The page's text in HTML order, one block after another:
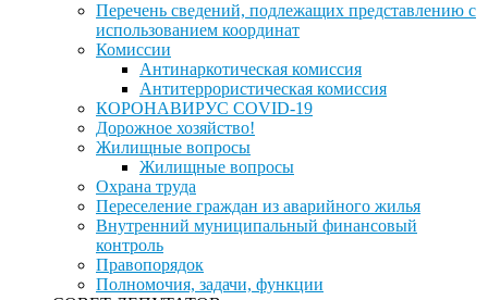
Перечень сведений, подлежащих представлению с
использованием координат
Комиссии
Антинаркотическая комиссия
Антитеррористическая комиссия
КОРОНАВИРУС COVID-19
Дорожное хозяйство!
Жилищные вопросы
Жилищные вопросы
Охрана труда
Переселение граждан из аварийного жилья
Внутренний муниципальный финансовый
контроль
Правопорядок
Полномочия, задачи, функции